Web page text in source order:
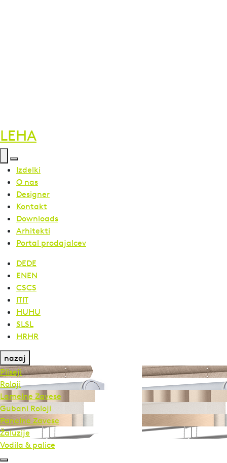
LEHA
Izdelki
O nas
Designer
Kontakt
Downloads
Arhitekti
Portal prodajalcev
DEDE
ENEN
CSCS
ITIT
HUHU
SLSL
HRHR
nazaj
Pliseji
Roloji
Lamelne Zavese
Gubani Roloji
Panelne Zavese
Žaluzije
Vodila & palice